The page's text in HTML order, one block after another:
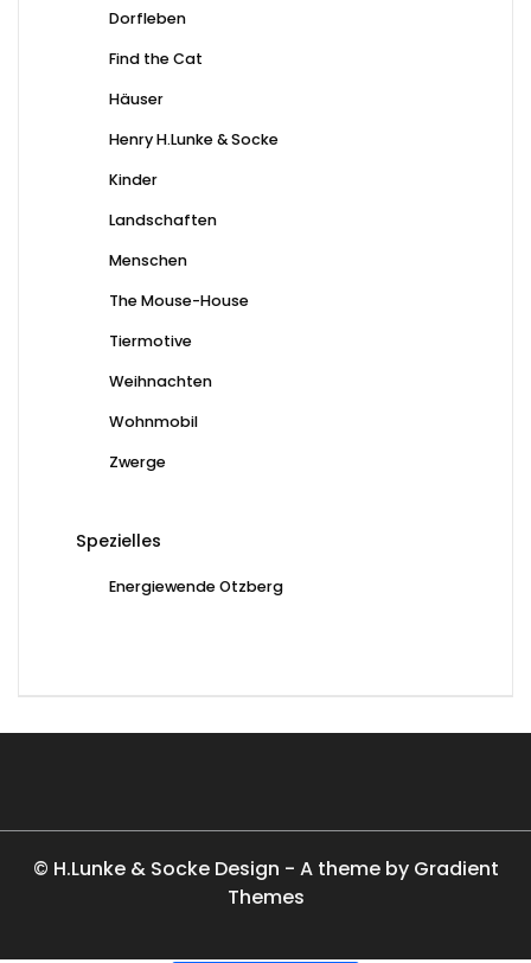
Dorfleben
Find the Cat
Häuser
Henry H.Lunke & Socke
Kinder
Landschaften
Menschen
The Mouse-House
Tiermotive
Weihnachten
Wohnmobil
Zwerge
Spezielles
Energiewende Otzberg
© H.Lunke & Socke Design - A theme by Gradient
Themes